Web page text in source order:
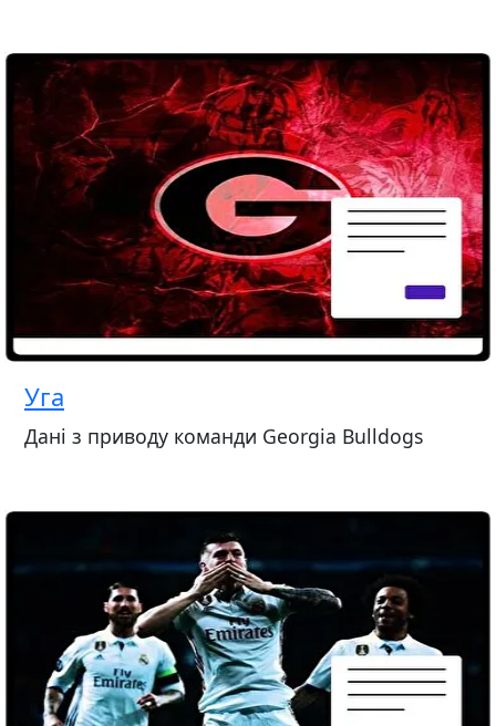
Уга
Дані з приводу команди Georgia Bulldogs